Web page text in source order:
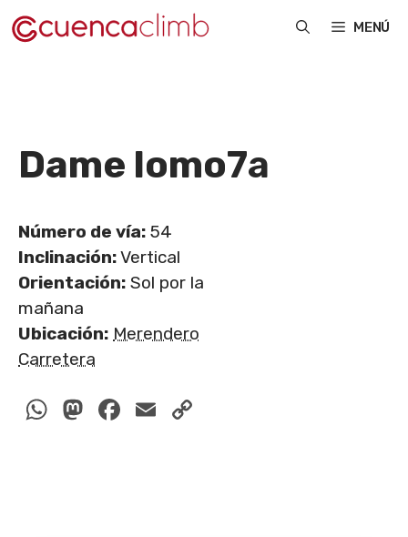
Saltar
al
MENÚ
Dame lomo7a
Número de vía: 54
Inclinación:Vertical
Orientación: Sol por la
mañana
Ubicación: Merendero
Carretera
WhatsApp
Mastodon
Facebook
Email